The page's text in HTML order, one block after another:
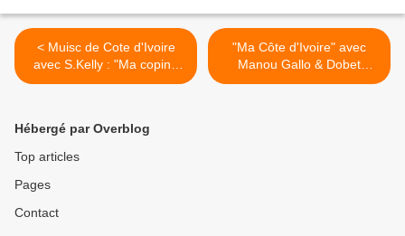
< Muisc de Cote d'Ivoire
avec S.Kelly : "Ma copine
est Kpata"
"Ma Côte d'Ivoire" avec
Manou Gallo & Dobet
Gnahoré >
Hébergé par Overblog
Top articles
Pages
Contact